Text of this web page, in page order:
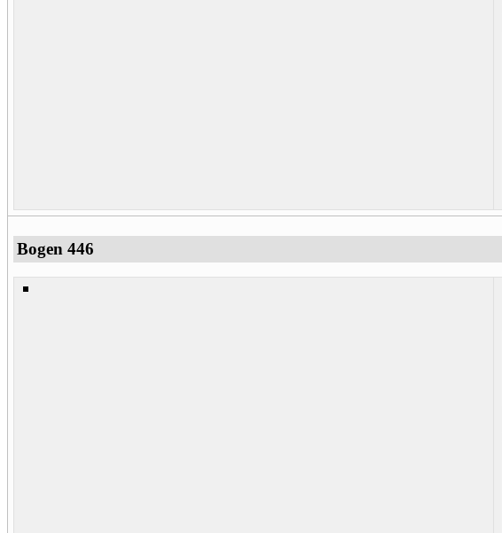
Bogen 446